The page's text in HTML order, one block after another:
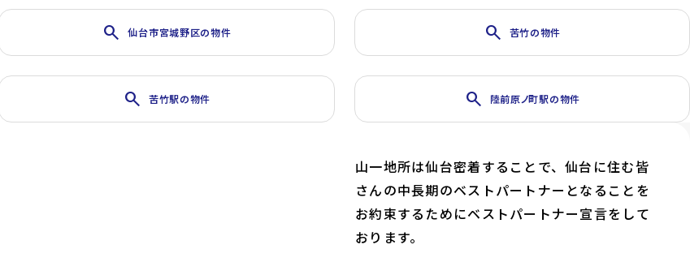
search 仙台市宮城野区の物件 search 苦竹の物件
search 苦竹駅の物件 search 陸前原ノ町駅の物件
山一地所は仙台密着することで、仙台に住む皆
さんの中長期のベストパートナーとなることを
お約束するためにベストパートナー宣言をして
おります。